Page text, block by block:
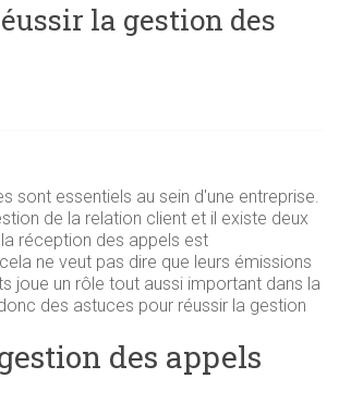
la gestion des
sont essentiels au sein d'une entreprise.
de la relation client et il existe deux
réception des appels est
ne veut pas dire que leurs émissions
joue un rôle tout aussi important dans la
des astuces pour réussir la gestion
des appels